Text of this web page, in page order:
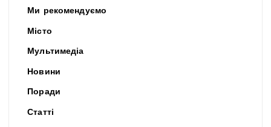
Ми рекомендуємо
Місто
Мультимедіа
Новини
Поради
Статті